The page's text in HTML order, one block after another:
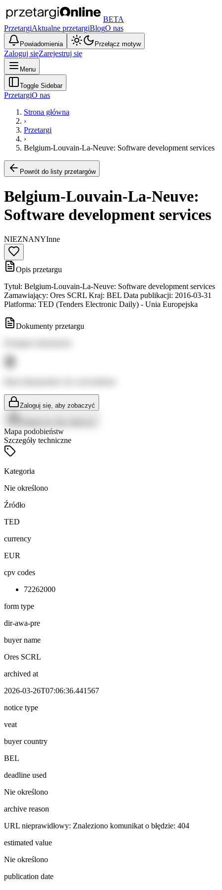
BETA
PrzetargiAktualne przetargiBlogO nas
Powiadomienia Przełącz motyw
Zaloguj sięZarejestruj się
Menu
Toggle Sidebar
PrzetargiO nas
Strona główna
›
Przetargi
›
Belgium-Louvain-La-Neuve: Software development services
Powrót do listy przetargów
Belgium-Louvain-La-Neuve:
Software development services
NIEZNANYInne
Opis przetargu
Tytuł: Belgium-Louvain-La-Neuve: Software development services
Zamawiający: Ores SCRL Kraj: BEL Data publikacji: 2016-03-31
Platforma: TED (Tenders Electronic Daily) - Unia Europejska
Dokumenty przetargu
Zaloguj się, aby zobaczyć
Mapa podobieństw
Szczegóły techniczne
Kategoria
Nie określono
Źródło
TED
currency
EUR
cpv codes
72262000
form type
dir-awa-pre
buyer name
Ores SCRL
archived at
2026-03-26T07:06:36.441567
notice type
veat
buyer country
BEL
deadline used
Nie określono
archive reason
URL nieprawidłowy: Znaleziono komunikat o błędzie: 404
estimated value
Nie określono
publication date